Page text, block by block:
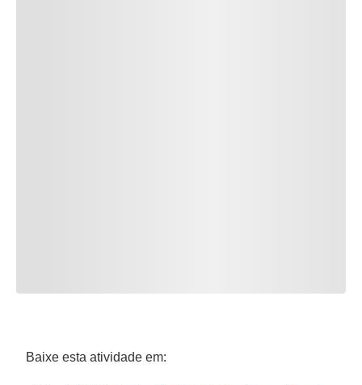
Baixe esta atividade em: